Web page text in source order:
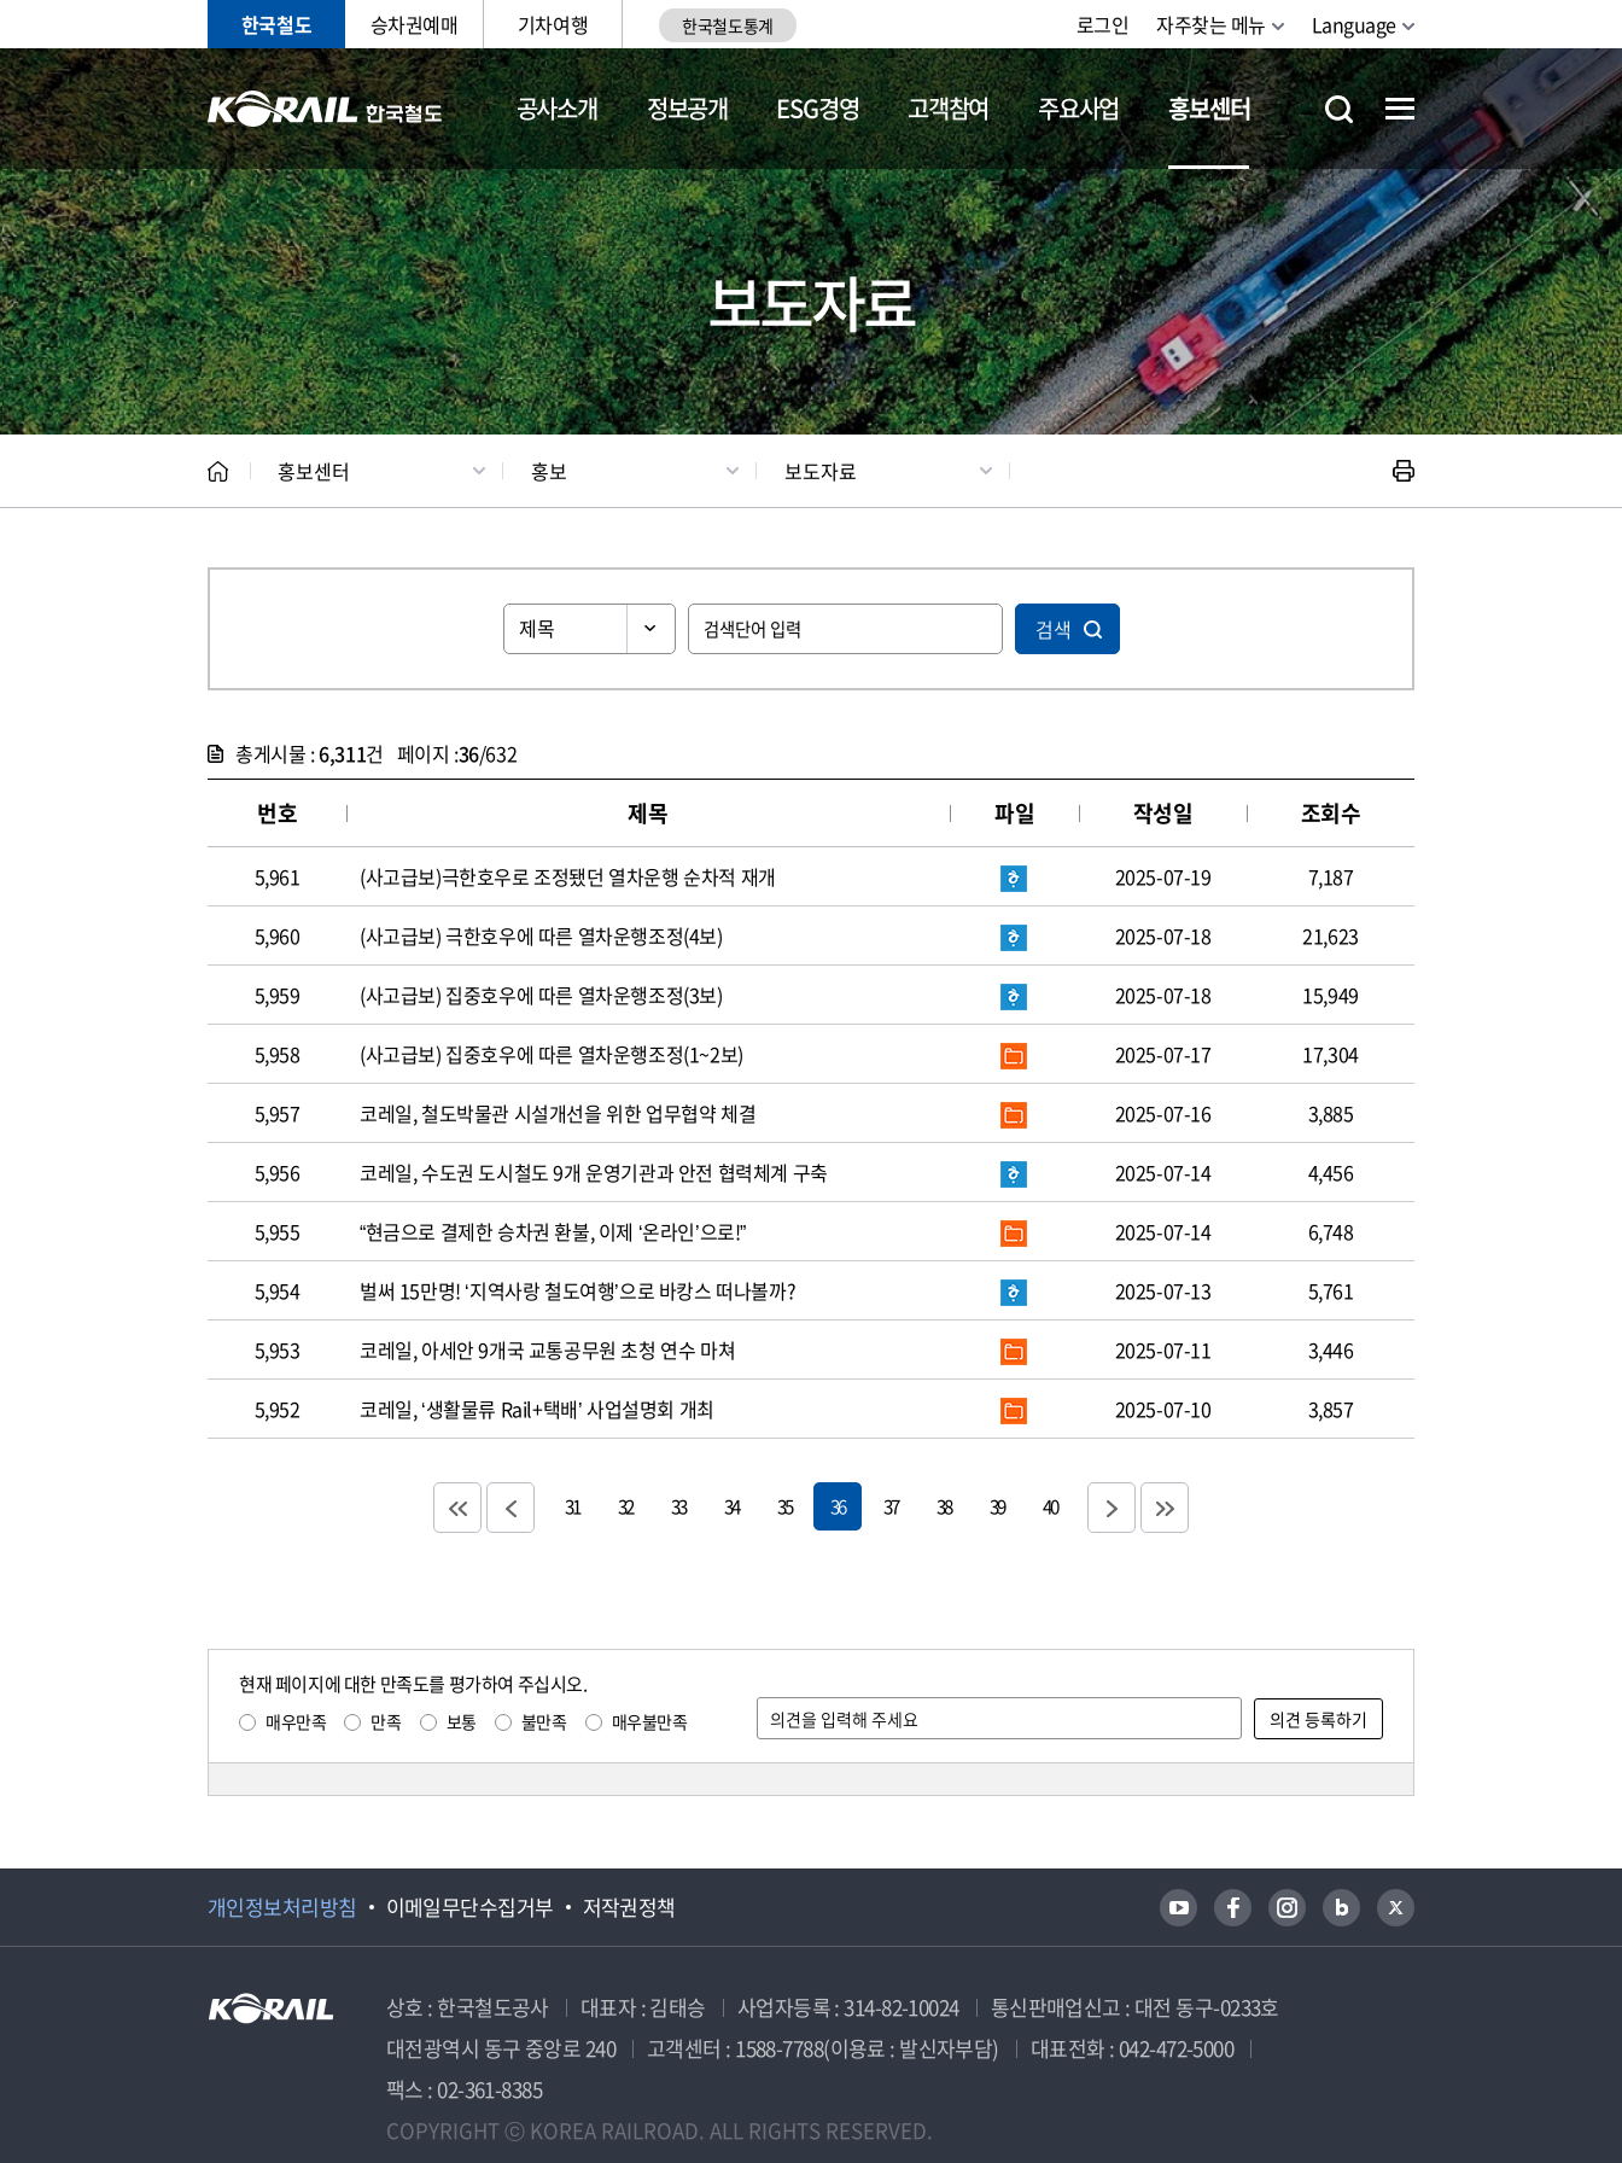
한국철도 승차권예매 기차여행 한국철도통계 로그인 자주찾는 메뉴 Language
공사소개 정보공개 ESG경영 고객참여 주요사업 홍보센터
홍보 문화사업 갤러리 기차소개 철도체험
보도자료
홍보센터 홍보 보도자료
검색
총게시물 :6,311건 페이지 :36/632
번호 제목 파일 작성일 조회수
5,961 (사고급보)극한호우로 조정됐던 열차운행 순차적 재개 2025-07-19 7,187
5,960 (사고급보) 극한호우에 따른 열차운행조정(4보) 2025-07-18 21,623
5,959 (사고급보) 집중호우에 따른 열차운행조정(3보) 2025-07-18 15,949
5,958 (사고급보) 집중호우에 따른 열차운행조정(1~2보) 2025-07-17 17,304
5,957 코레일, 철도박물관 시설개선을 위한 업무협약 체결 2025-07-16 3,885
5,956 코레일, 수도권 도시철도 9개 운영기관과 안전 협력체계 구축 2025-07-14 4,456
5,955 “현금으로 결제한 승차권 환불, 이제 ‘온라인’으로!” 2025-07-14 6,748
5,954 벌써 15만명! ‘지역사랑 철도여행’으로 바캉스 떠나볼까? 2025-07-13 5,761
5,953 코레일, 아세안 9개국 교통공무원 초청 연수 마쳐 2025-07-11 3,446
5,952 코레일, ‘생활물류 Rail+택배’ 사업설명회 개최 2025-07-10 3,857
31 32 33 34 35 36 37 38 39 40
현재 페이지에 대한 만족도를 평가하여 주십시오.
매우만족 만족 보통 불만족 매우불만족
개인정보처리방침 이메일무단수집거부 저작권정책
상호 : 한국철도공사 대표자 : 김태승 사업자등록 : 314-82-10024
통신판매업신고 : 대전 동구-0233호
대전광역시 동구 중앙로 240
고객센터 : 1588-7788(이용료 : 발신자부담)
대표전화 : 042-472-5000
팩스 : 02-361-8385
COPYRIGHT ⓒ KOREA RAILROAD. ALL RIGHTS RESERVED.